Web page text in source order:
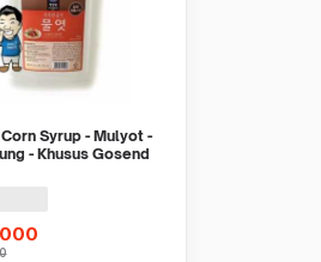
Syrup - Mulyot -
- Khusus Gosend